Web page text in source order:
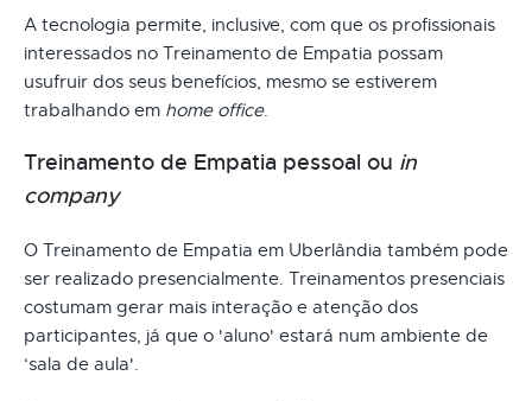
A tecnologia permite, inclusive, com que os profissionais
interessados no Treinamento de Empatia possam
usufruir dos seus benefícios, mesmo se estiverem
trabalhando em home office.
Treinamento de Empatia pessoal ou in
company
O Treinamento de Empatia em Uberlândia também pode
ser realizado presencialmente. Treinamentos presenciais
costumam gerar mais interação e atenção dos
participantes, já que o 'aluno' estará num ambiente de
‘sala de aula'.